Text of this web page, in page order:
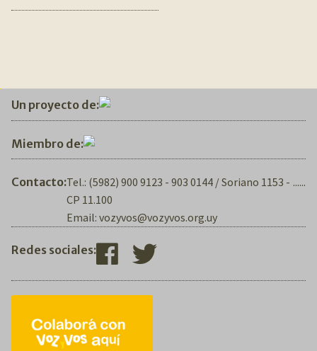
Un proyecto de:
Miembro de:
Contacto:Tel.: (5982) 900 9123 - 903 0144 / Soriano 1153 -
CP 11.100
Email: vozyvos@vozyvos.org.uy
......
Redes sociales: